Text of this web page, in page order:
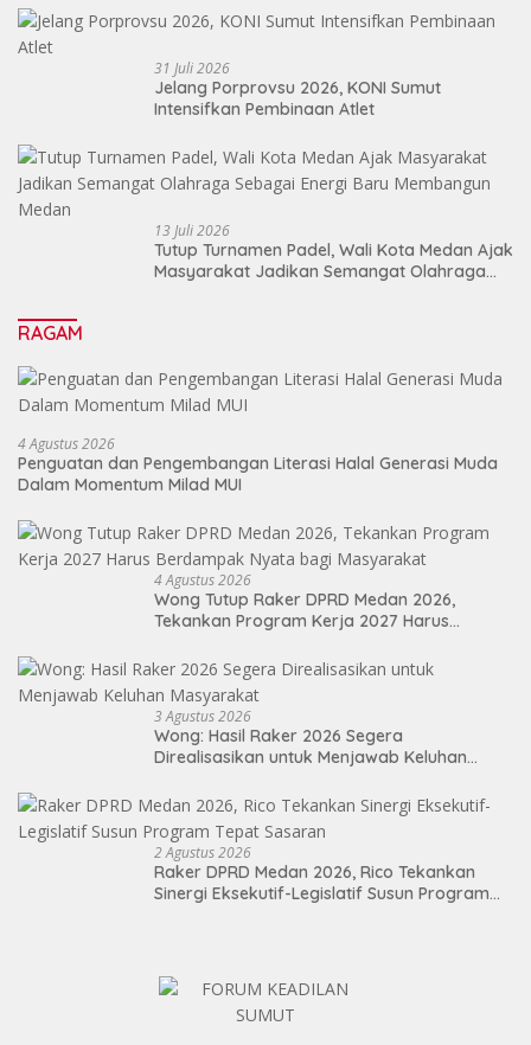
31 Juli 2026
Jelang Porprovsu 2026, KONI Sumut
Intensifkan Pembinaan Atlet
13 Juli 2026
Tutup Turnamen Padel, Wali Kota Medan Ajak
Masyarakat Jadikan Semangat Olahraga
RAGAM
4 Agustus 2026
Penguatan dan Pengembangan Literasi Halal Generasi Muda
Dalam Momentum Milad MUI
4 Agustus 2026
Wong Tutup Raker DPRD Medan 2026,
Tekankan Program Kerja 2027 Harus
3 Agustus 2026
Wong: Hasil Raker 2026 Segera
Direalisasikan untuk Menjawab Keluhan
2 Agustus 2026
Raker DPRD Medan 2026, Rico Tekankan
Sinergi Eksekutif-Legislatif Susun Program